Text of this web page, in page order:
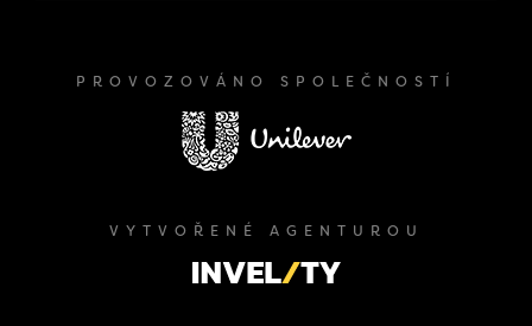
PROVOZOVÁNO SPOLEČNOSTÍ
VYTVOŘENÉ AGENTUROU